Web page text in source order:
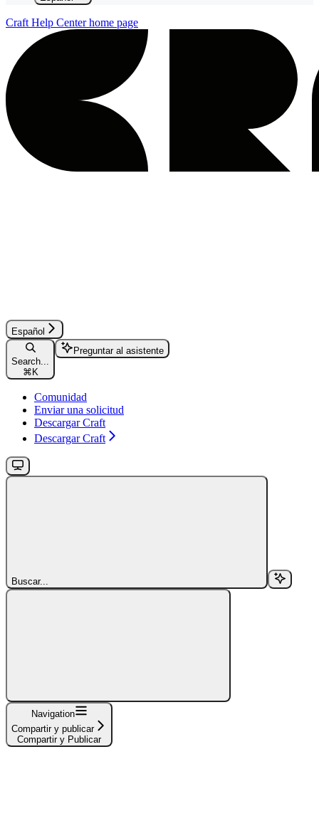
Craft Help Centerhome page
Español
Search...
⌘ K
Preguntar al asistente
Comunidad
Enviar una solicitud
Descargar Craft
Descargar Craft
Buscar...
Navigation
Compartir y publicar
Compartir y Publicar